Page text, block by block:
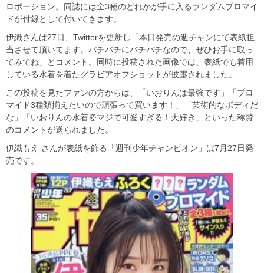
ロポーション。同誌には全3種のどれかが手に入るランダムブロマイ
ドが付録として付いてきます。
伊織さんは27日、Twitterを更新し「本日発売の週チャンにて表紙担
当させて頂いてます。バチバチにバチバチなので、ぜひお手に取っ
てみてね」とコメント。同時に投稿された画像では、表紙でも着用
している水着を着たグラビアオフショットが披露されました。
この投稿を見たファンの方からは、「いおりんは最強です」「ブロ
マイド3種類揃えたいので頑張って買います！」「芸術的なボディだ
な」「いおりんの水着姿マジで可愛すぎる！大好き」といった称賛
のコメントが送られました。
伊織もえ さんが表紙を飾る「週刊少年チャンピオン」は7月27日発
売です。